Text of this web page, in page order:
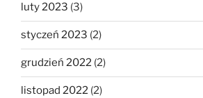
luty 2023 (3)
styczeń 2023 (2)
grudzień 2022 (2)
listopad 2022 (2)